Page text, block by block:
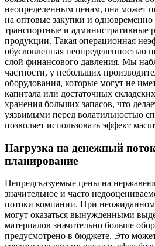
неопределенным ценам, она может
на оптовые закупки и
транспортные и административные
продукции. Такая операционная
обусловленная неопределенностью
слой финансового давления. Мы
частности, у небольших
оборудования, которые могут не
капитала или достаточных
хранения больших запасов, что
уязвимыми перед волатильностью
позволяет использовать эффект
Нагрузка на денежный
планирование
Непредсказуемые цены на
значительное и часто
потоки компании. При неожиданном
могут оказаться вынужденными
материалов значительно больше
предусмотрено в бюджете. Это